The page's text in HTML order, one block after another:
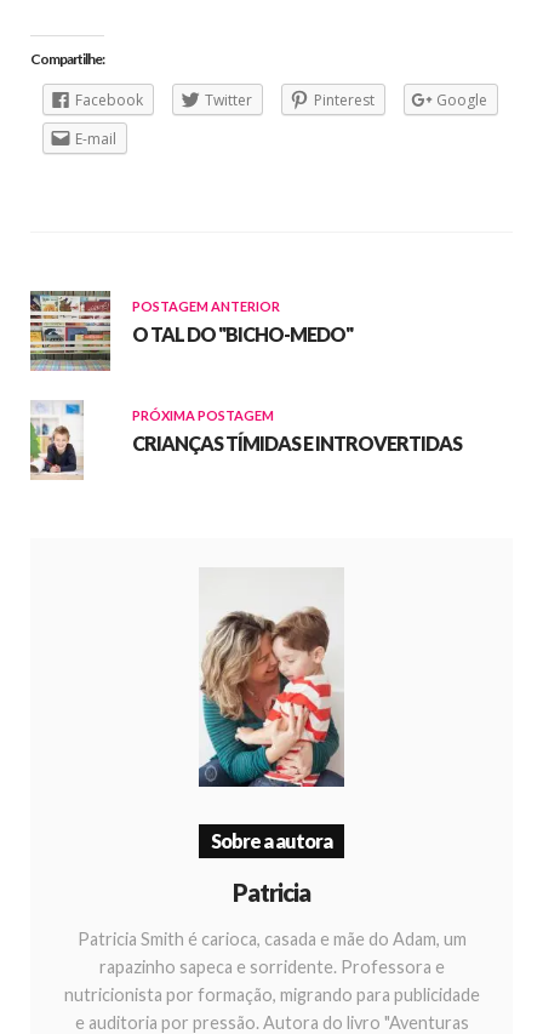
Compartilhe:
Facebook Twitter Pinterest
Google
E-mail
POSTAGEM ANTERIOR
O TAL DO "BICHO-MEDO"
PRÓXIMA POSTAGEM
CRIANÇAS TÍMIDAS E INTROVERTIDAS
Sobre a autora
Patricia
Patricia Smith é carioca, casada e mãe do Adam, um
rapazinho sapeca e sorridente. Professora e
nutricionista por formação, migrando para publicidade
e auditoria por pressão. Autora do livro "Aventuras